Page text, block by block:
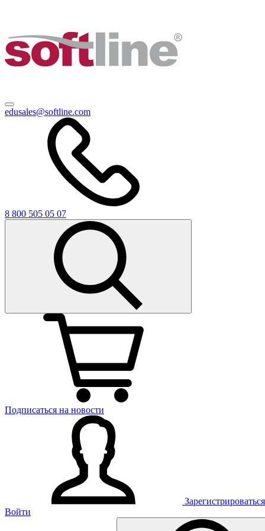
edusales@softline.com
8 800 505 05 07
Подписаться на новости
Зарегистрироваться
Войти